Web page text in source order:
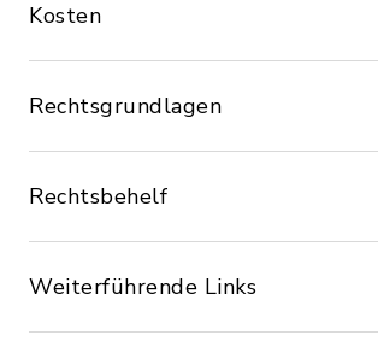
Kosten
Rechtsgrundlagen
Rechtsbehelf
Weiterführende Links